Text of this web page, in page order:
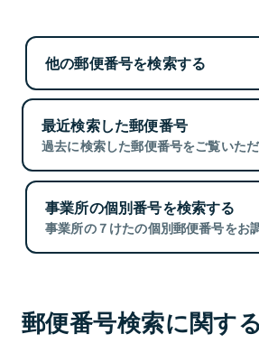
他の郵便番号を検索する
最近検索した郵便番号
過去に検索した郵便番号をご覧いただ
事業所の個別番号を検索する
事業所の７けたの個別郵便番号をお
郵便番号検索に関す